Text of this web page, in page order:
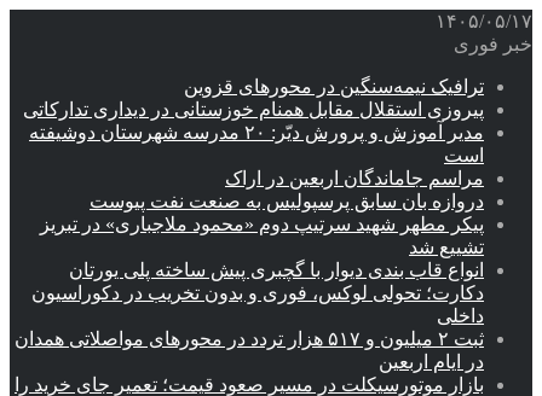
۱۴۰۵/۰۵/۱۷
خبر فوری
ترافیک نیمه‌سنگین در محورهای قزوین
پیروزی استقلال مقابل همنام خوزستانی در دیداری تدارکاتی
مدیر آموزش و پرورش دیّر: ۲۰ مدرسه شهرستان دوشیفته
است
مراسم جاماندگان اربعین در اراک
دروازه بان سابق پرسپولیس به صنعت نفت پیوست
پیکر مطهر شهید سرتیپ دوم «محمود ملاجباری» در تبریز
تشییع شد
انواع قاب بندی دیوار با گچبری پیش ساخته پلی یورتان
دکارت؛ تحولی لوکس، فوری و بدون تخریب در دکوراسیون
داخلی
ثبت ۲ میلیون و ۵۱۷ هزار تردد در محورهای مواصلاتی همدان
در ایام اربعین
بازار موتورسیکلت در مسیر صعود قیمت؛ تعمیر جای خرید را